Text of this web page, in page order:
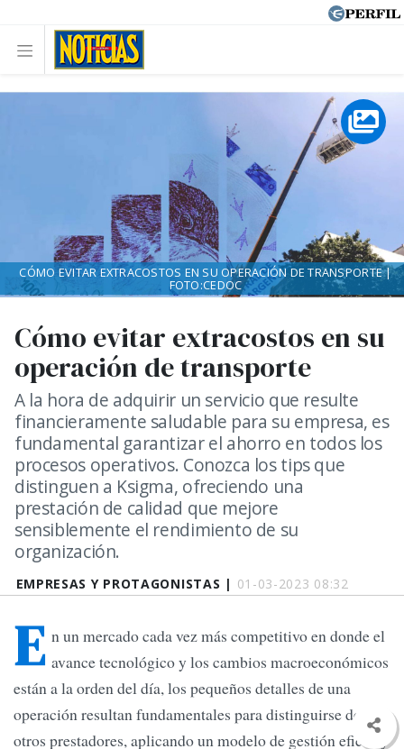
EMPRESAS Y PROTAGONISTAS | 01-03-2023 08:32
Cómo evitar extracostos en su
operación de transporte
A la hora de adquirir un servicio que resulte
financieramente saludable para su empresa, es
fundamental garantizar el ahorro en todos los
procesos operativos. Conozca los tips que
distinguen a Ksigma, ofreciendo una
prestación de calidad que mejore
sensiblemente el rendimiento de su
organización.
CÓMO EVITAR EXTRACOSTOS EN SU OPERACIÓN DE TRANSPORTE |
FOTO:CEDOC
E n un mercado cada vez más competitivo en donde el
avance tecnológico y los cambios macroeconómicos
están a la orden del día, los pequeños detalles de una
operación resultan fundamentales para distinguirse de
otros prestadores, aplicando un modelo de gestión eficaz y